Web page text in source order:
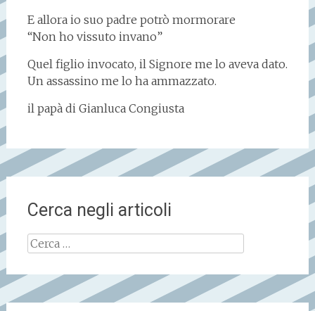
E allora io suo padre potrò mormorare
“Non ho vissuto invano”
Quel figlio invocato, il Signore me lo aveva dato.
Un assassino me lo ha ammazzato.
il papà di Gianluca Congiusta
Cerca negli articoli
Ricerca